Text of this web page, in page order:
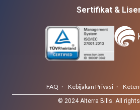
Sertifikat &
FAQ · Kebijakan Privasi ·
© 2024 Alterra Bills. All